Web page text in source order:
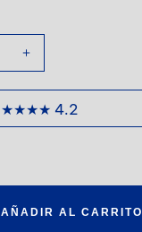
AÑADIR AL CARRITO